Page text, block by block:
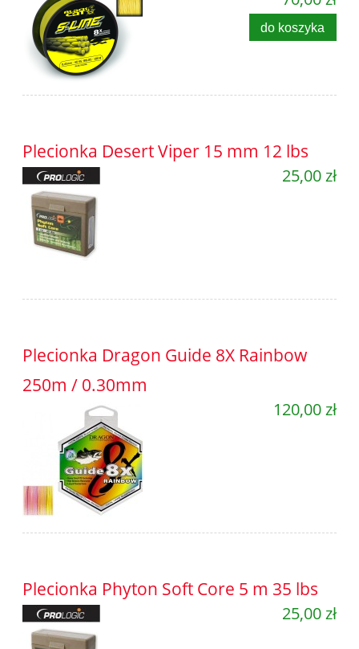
do koszyka
Plecionka Desert Viper 15 mm 12 lbs
25,00 zł
Plecionka Dragon Guide 8X Rainbow
250m / 0.30mm
120,00 zł
Plecionka Phyton Soft Core 5 m 35 lbs
25,00 zł